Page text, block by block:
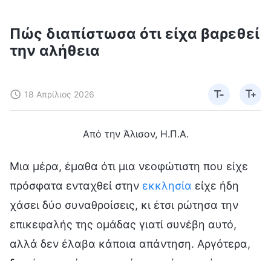
Πώς διαπίστωσα ότι είχα βαρεθεί
την αλήθεια
18 Απρίλιος 2026
Από την Άλισον, Η.Π.Α.
Μια μέρα, έμαθα ότι μια νεοφώτιστη που είχε
πρόσφατα ενταχθεί στην εκκλησία είχε ήδη
χάσει δύο συναθροίσεις, κι έτσι ρώτησα την
επικεφαλής της ομάδας γιατί συνέβη αυτό,
αλλά δεν έλαβα κάποια απάντηση. Αργότερα,